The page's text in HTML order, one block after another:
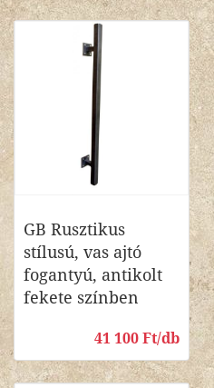
GB Rusztikus
stílusú, vas ajtó
fogantyú, antikolt
fekete színben
41 100 Ft/db